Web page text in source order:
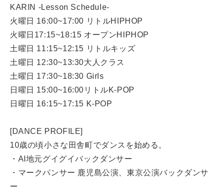
KARIN -Lesson Schedule-
火曜日 16:00~17:00 リトルHIPHOP
火曜日17:15~18:15 オープンHIPHOP
土曜日 11:15~12:15 リトルキッズ
土曜日 12:30~13:30大人クラス
土曜日 17:30~18:30 Girls
日曜日 15:00~16:00リトルK-POP
日曜日 16:15~17:15 K-POP
[DANCE PROFILE]
10歳の頃小さな田舎町でダンスを始める。
・AI地元グイグイバックダンサー
・マークパンサー 鹿児島公演、東京公演バックダンサ
ー